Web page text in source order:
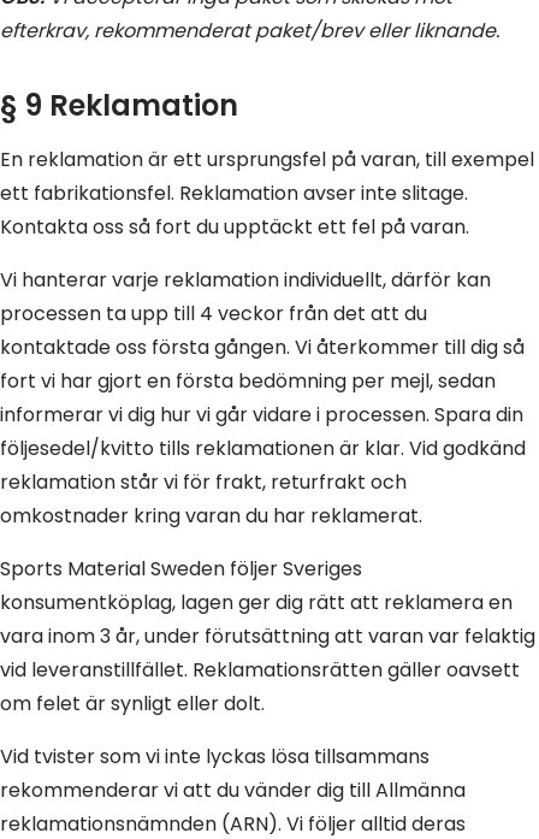
efterkrav, rekommenderat paket/brev eller liknande.
§ 9 Reklamation
En reklamation är ett ursprungsfel på varan, till exempel
ett fabrikationsfel. Reklamation avser inte slitage.
Kontakta oss så fort du upptäckt ett fel på varan.
Vi hanterar varje reklamation individuellt, därför kan
processen ta upp till 4 veckor från det att du
kontaktade oss första gången. Vi återkommer till dig så
fort vi har gjort en första bedömning per mejl, sedan
informerar vi dig hur vi går vidare i processen. Spara din
följesedel/kvitto tills reklamationen är klar. Vid godkänd
reklamation står vi för frakt, returfrakt och
omkostnader kring varan du har reklamerat.
Sports Material Sweden följer Sveriges
konsumentköplag, lagen ger dig rätt att reklamera en
vara inom 3 år, under förutsättning att varan var felaktig
vid leveranstillfället. Reklamationsrätten gäller oavsett
om felet är synligt eller dolt.
Vid tvister som vi inte lyckas lösa tillsammans
rekommenderar vi att du vänder dig till Allmänna
reklamationsnämnden (ARN). Vi följer alltid deras